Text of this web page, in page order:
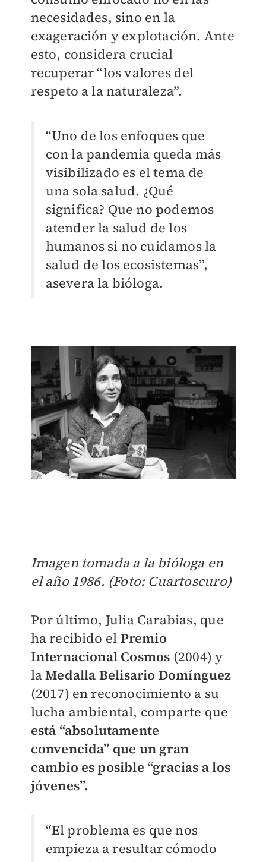
necesidades, sino en la
exageración y explotación. Ante
esto, considera crucial
recuperar “los valores del
respeto a la naturaleza”.
“Uno de los enfoques que
con la pandemia queda más
visibilizado es el tema de
una sola salud. ¿Qué
significa? Que no podemos
atender la salud de los
humanos si no cuidamos la
salud de los ecosistemas”,
asevera la bióloga.
Imagen tomada a la bióloga en
el año 1986. (Foto: Cuartoscuro)
Por último, Julia Carabias, que
ha recibido el Premio
Internacional Cosmos (2004) y
laMedalla Belisario Domínguez
(2017) en reconocimiento a su
lucha ambiental, comparte que
está “absolutamente
convencida” que un gran
cambio es posible “gracias a los
jóvenes”.
“El problema es que nos
empieza a resultar cómodo